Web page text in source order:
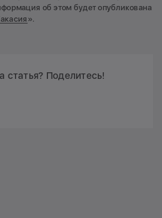
об этом будет опубликована
».
статья? Поделитесь!